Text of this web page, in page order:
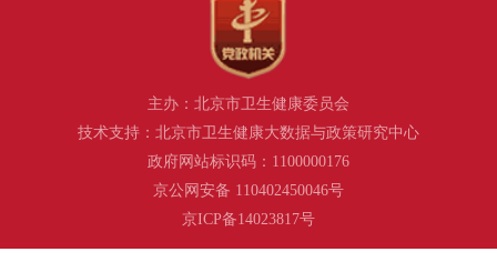
主办：北京市卫生健康委员会
技术支持：北京市卫生健康大数据与政策研究中心
政府网站标识码：1100000176
京公网安备 110402450046号
京ICP备14023817号